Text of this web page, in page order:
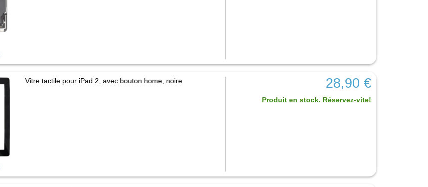
Vitre tactile pour iPad 2, avec bouton home, noire 28,90 €
Produit en stock. Réservez-vite!